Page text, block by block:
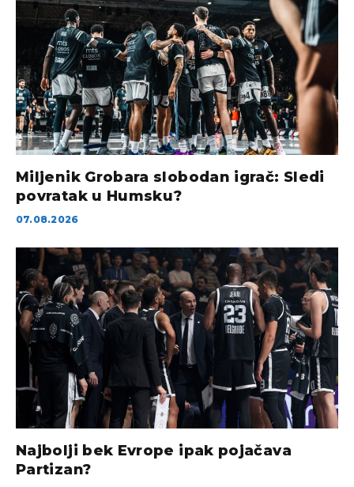
Miljenik Grobara slobodan igrač: Sledi
povratak u Humsku?
07.08.2026
Najbolji bek Evrope ipak pojačava
Partizan?